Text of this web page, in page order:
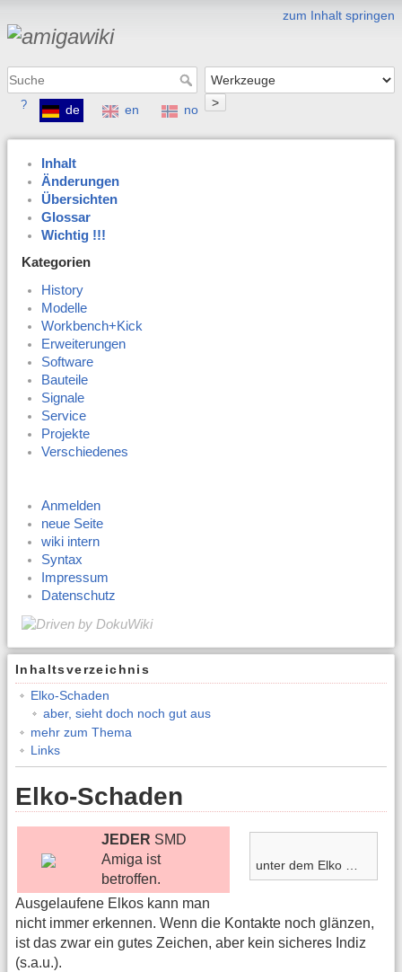
zum Inhalt springen
>
? de en no
Inhalt
Änderungen
Übersichten
Glossar
Wichtig !!!
Kategorien
History
Modelle
Workbench+Kick
Erweiterungen
Software
Bauteile
Signale
Service
Projekte
Verschiedenes
Anmelden
neue Seite
wiki intern
Syntax
Impressum
Datenschutz
Inhaltsverzeichnis
Elko-Schaden
aber, sieht doch noch gut aus
mehr zum Thema
Links
Elko-Schaden
unter dem Elko …
JEDER SMD
Amiga ist
betroffen.
Ausgelaufene Elkos kann man
nicht immer erkennen. Wenn die Kontakte noch glänzen,
ist das zwar ein gutes Zeichen, aber kein sicheres Indiz
(s.a.u.).